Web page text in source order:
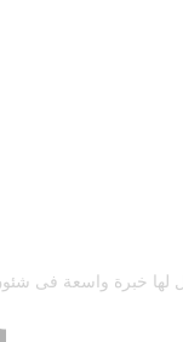
لها خبرة واسعة فى شئون